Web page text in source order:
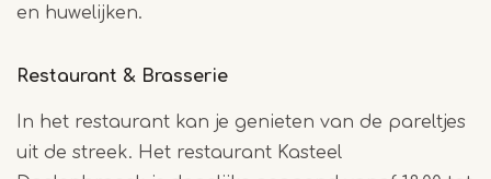
en huwelijken.
Restaurant & Brasserie
In het restaurant kan je genieten van de pareltjes
uit de streek. Het restaurant Kasteel